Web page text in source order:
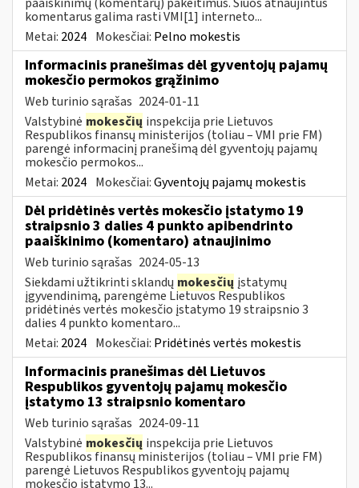
komentarus galima rasti VMI[1] interneto...
Metai: 2024 Mokesčiai: Pelno mokestis
Informacinis pranešimas dėl gyventojų pajamų
mokesčio permokos grąžinimo
Web turinio sąrašas 2024-01-11
Valstybinė mokesčių inspekcija prie Lietuvos
Respublikos finansų ministerijos (toliau – VMI prie FM)
parengė informacinį pranešimą dėl gyventojų pajamų
mokesčio permokos...
Metai: 2024 Mokesčiai:Gyventojų pajamų mokestis
Dėl pridėtinės vertės mokesčio įstatymo 19
straipsnio 3 dalies 4 punkto apibendrinto
paaiškinimo (komentaro) atnaujinimo
Web turinio sąrašas 2024-05-13
Siekdami užtikrinti sklandų mokesčių įstatymų
įgyvendinimą, parengėme Lietuvos Respublikos
pridėtinės vertės mokesčio įstatymo 19 straipsnio 3
dalies 4 punkto komentaro...
Metai: 2024 Mokesčiai: Pridėtinės vertės mokestis
Informacinis pranešimas dėl Lietuvos
Respublikos gyventojų pajamų mokesčio
įstatymo 13 straipsnio komentaro
Web turinio sąrašas 2024-09-11
Valstybinė mokesčių inspekcija prie Lietuvos
Respublikos finansų ministerijos (toliau – VMI prie FM)
parengė Lietuvos Respublikos gyventojų pajamų
mokesčio įstatymo 13...